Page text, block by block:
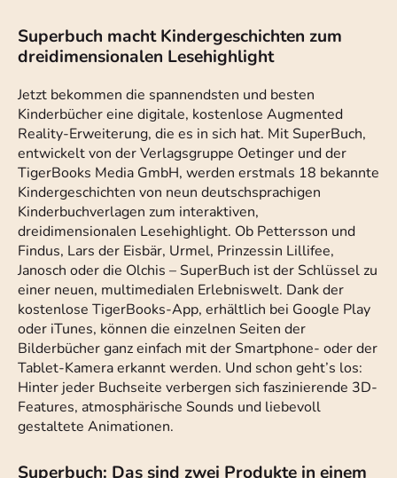
Superbuch macht Kindergeschichten zum
dreidimensionalen Lesehighlight
Jetzt bekommen die spannendsten und besten
Kinderbücher eine digitale, kostenlose Augmented
Reality-Erweiterung, die es in sich hat. Mit SuperBuch,
entwickelt von der Verlagsgruppe Oetinger und der
TigerBooks Media GmbH, werden erstmals 18 bekannte
Kindergeschichten von neun deutschsprachigen
Kinderbuchverlagen zum interaktiven,
dreidimensionalen Lesehighlight. Ob Pettersson und
Findus, Lars der Eisbär, Urmel, Prinzessin Lillifee,
Janosch oder die Olchis – SuperBuch ist der Schlüssel zu
einer neuen, multimedialen Erlebniswelt. Dank der
kostenlose TigerBooks-App, erhältlich bei Google Play
oder iTunes, können die einzelnen Seiten der
Bilderbücher ganz einfach mit der Smartphone- oder der
Tablet-Kamera erkannt werden. Und schon geht’s los:
Hinter jeder Buchseite verbergen sich faszinierende 3D-
Features, atmosphärische Sounds und liebevoll
gestaltete Animationen.
Superbuch: Das sind zwei Produkte in einem